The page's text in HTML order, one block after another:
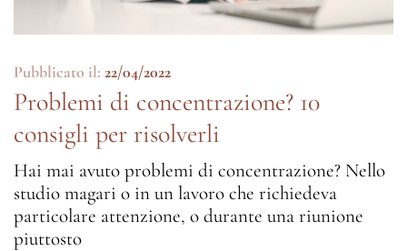
Pubblicato il: 22/04/2022
Problemi di concentrazione? 10
consigli per risolverli
Hai mai avuto problemi di concentrazione? Nello
studio magari o in un lavoro che richiedeva
particolare attenzione, o durante una riunione
piuttosto